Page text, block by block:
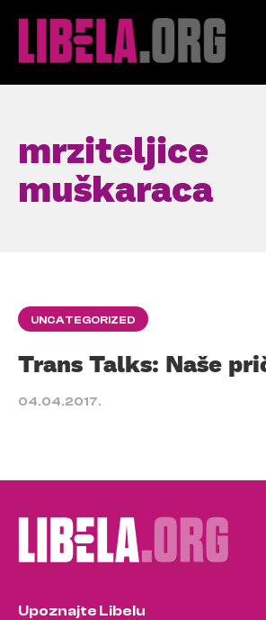
mrziteljice
muškaraca
UNCATEGORIZED
Trans Talks: Naše
04.04.2017.
Upoznajte Libelu